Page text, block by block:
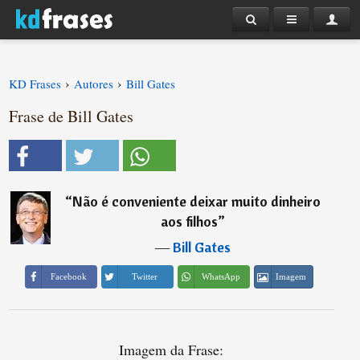
KD Frases › Autores › Bill Gates
Frase de Bill Gates
“Não é conveniente deixar muito dinheiro
aos filhos”
―Bill Gates
Facebook Twitter WhatsApp Imagem
Imagem da Frase: